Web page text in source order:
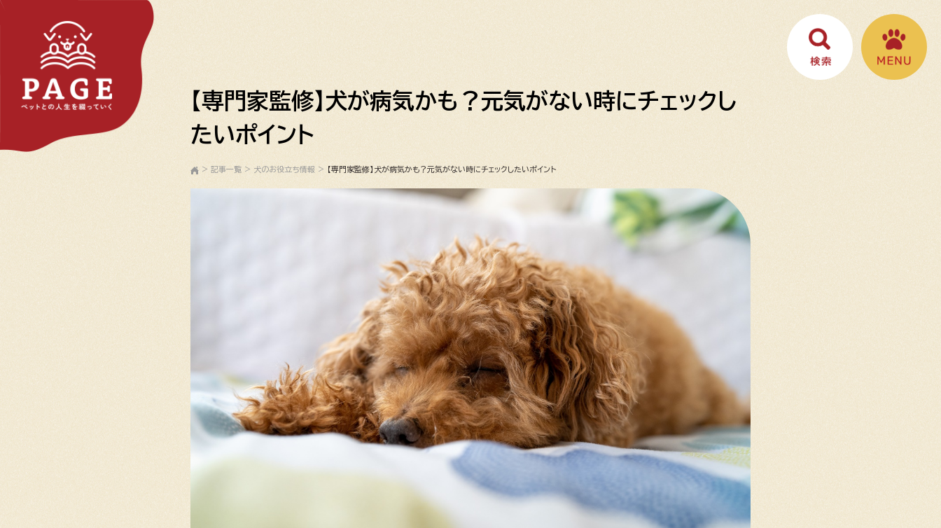
【専門家監修】犬が病気かも？元気がない時にチェックし
たいポイント
> 記事一覧 > 犬のお役立ち情報 > 【専門家監修】犬が病気かも？元気がない時にチェックしたいポイント